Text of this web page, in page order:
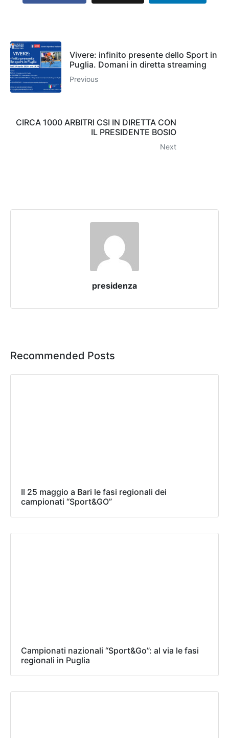
Vivere: infinito presente dello Sport in
Puglia. Domani in diretta streaming
Previous
CIRCA 1000 ARBITRI CSI IN DIRETTA CON
IL PRESIDENTE BOSIO
Next
presidenza
Recommended Posts
Il 25 maggio a Bari le fasi regionali dei
campionati “Sport&GO”
Campionati nazionali “Sport&Go”: al via le fasi
regionali in Puglia